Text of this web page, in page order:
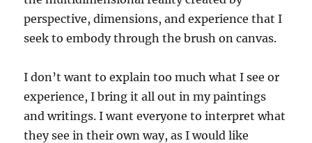
perspective, dimensions, and experience that I
seek to embody through the brush on canvas.
I don’t want to explain too much what I see or
experience, I bring it all out in my paintings
and writings. I want everyone to interpret what
they see in their own way, as I would like